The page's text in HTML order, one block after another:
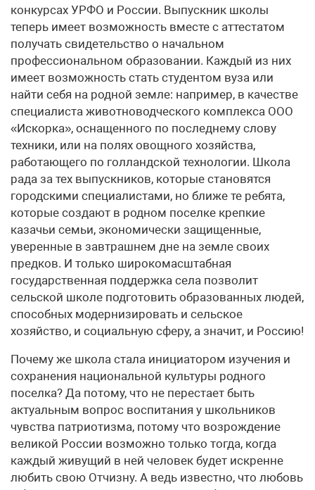
конкурсах УРФО и России. Выпускник школы
теперь имеет возможность вместе с аттестатом
получать свидетельство о начальном
профессиональном образовании. Каждый из них
имеет возможность стать студентом вуза или
найти себя на родной земле: например, в качестве
специалиста животноводческого комплекса ООО
«Искорка», оснащенного по последнему слову
техники, или на полях овощного хозяйства,
работающего по голландской технологии. Школа
рада за тех выпускников, которые становятся
городскими специалистами, но ближе те ребята,
которые создают в родном поселке крепкие
казачьи семьи, экономически защищенные,
уверенные в завтрашнем дне на земле своих
предков. И только широкомасштабная
государственная поддержка села позволит
сельской школе подготовить образованных людей,
способных модернизировать и сельское
хозяйство, и социальную сферу, а значит, и Россию!
Почему же школа стала инициатором изучения и
сохранения национальной культуры родного
поселка? Да потому, что не перестает быть
актуальным вопрос воспитания у школьников
чувства патриотизма, потому что возрождение
великой России возможно только тогда, когда
каждый живущий в ней человек будет искренне
любить свою Отчизну. А ведь известно, что любовь